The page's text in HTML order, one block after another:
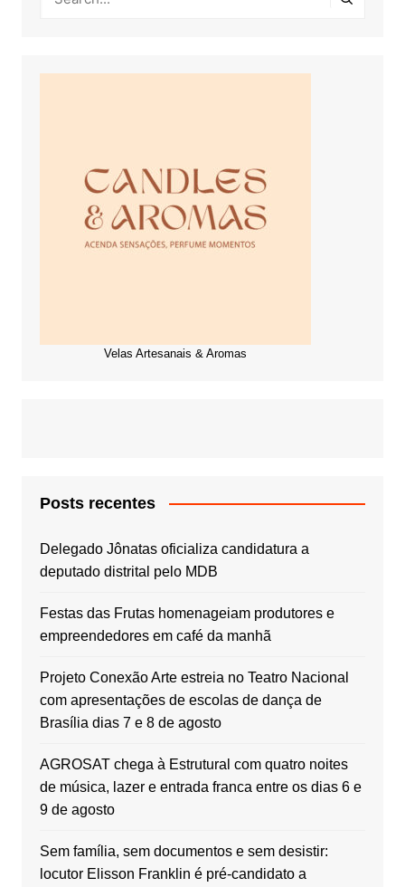
Velas Artesanais & Aromas
Posts recentes
Delegado Jônatas oficializa candidatura a
deputado distrital pelo MDB
Festas das Frutas homenageiam produtores e
empreendedores em café da manhã
Projeto Conexão Arte estreia no Teatro Nacional
com apresentações de escolas de dança de
Brasília dias 7 e 8 de agosto
AGROSAT chega à Estrutural com quatro noites
de música, lazer e entrada franca entre os dias 6 e
9 de agosto
Sem família, sem documentos e sem desistir:
locutor Elisson Franklin é pré-candidato a